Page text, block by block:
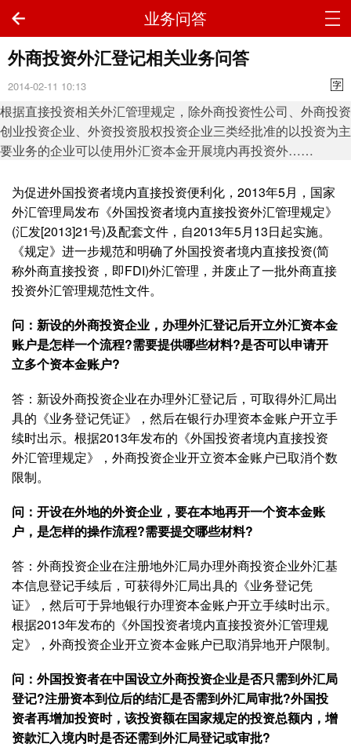
业务问答
外商投资外汇登记相关业务问答
2014-02-11 10:13
根据直接投资相关外汇管理规定，除外商投资性公司、外商投资
创业投资企业、外资投资股权投资企业三类经批准的以投资为主
要业务的企业可以使用外汇资本金开展境内再投资外……
为促进外国投资者境内直接投资便利化，2013年5月，国家
外汇管理局发布《外国投资者境内直接投资外汇管理规定》
(汇发[2013]21号)及配套文件，自2013年5月13日起实施。
《规定》进一步规范和明确了外国投资者境内直接投资(简
称外商直接投资，即FDI)外汇管理，并废止了一批外商直接
投资外汇管理规范性文件。
问：新设的外商投资企业，办理外汇登记后开立外汇资本金
账户是怎样一个流程?需要提供哪些材料?是否可以申请开
立多个资本金账户?
答：新设外商投资企业在办理外汇登记后，可取得外汇局出
具的《业务登记凭证》，然后在银行办理资本金账户开立手
续时出示。根据2013年发布的《外国投资者境内直接投资
外汇管理规定》，外商投资企业开立资本金账户已取消个数
限制。
问：开设在外地的外资企业，要在本地再开一个资本金账
户，是怎样的操作流程?需要提交哪些材料?
答：外商投资企业在注册地外汇局办理外商投资企业外汇基
本信息登记手续后，可获得外汇局出具的《业务登记凭
证》，然后可于异地银行办理资本金账户开立手续时出示。
根据2013年发布的《外国投资者境内直接投资外汇管理规
定》，外商投资企业开立资本金账户已取消异地开户限制。
问：外国投资者在中国设立外商投资企业是否只需到外汇局
登记?注册资本到位后的结汇是否需到外汇局审批?外国投
资者再增加投资时，该投资额在国家规定的投资总额内，增
资款汇入境内时是否还需到外汇局登记或审批?